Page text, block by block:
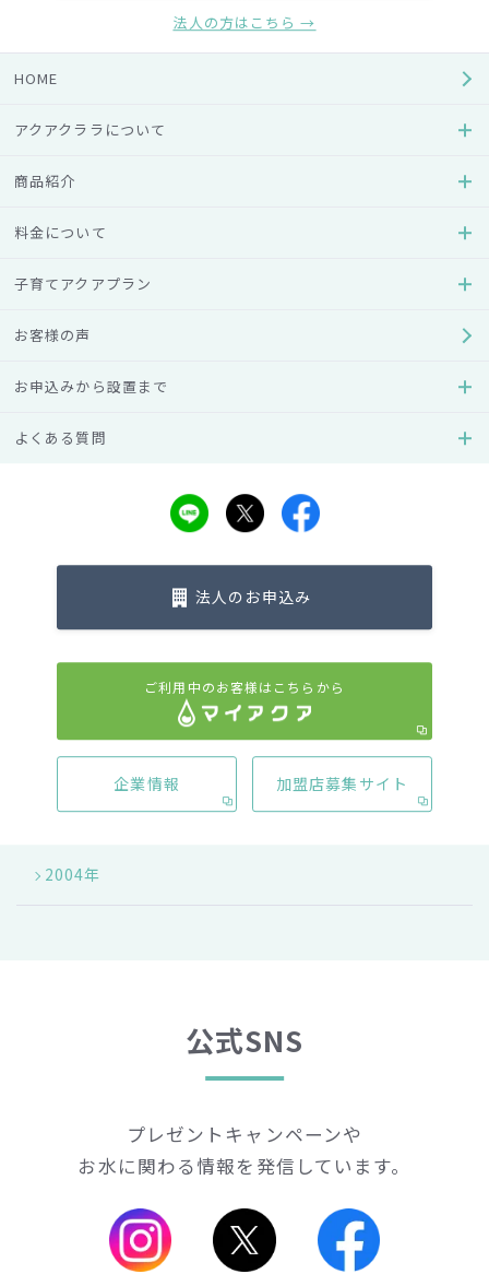
2023年
2022年
2019年
2018年
2017年
2015年
2014年
2011年
2008年
2004年
公式SNS
プレゼントキャンペーンや
お水に関わる情報を発信しています。
法人の方はこちら →
HOME
アクアクララについて
商品紹介
料金について
子育てアクアプラン
お客様の声
お申込みから設置まで
よくある質問
法人のお申込み
ご利用中のお客様はこちらから
企業情報 加盟店募集サイト